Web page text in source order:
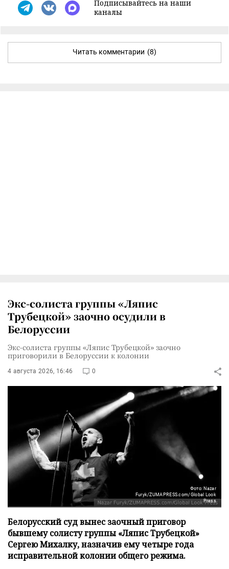
Подписывайтесь на наши
каналы
Читать комментарии (8)
Экс-солиста группы «Ляпис
Трубецкой» заочно осудили в
Белоруссии
Экс-солиста группы «Ляпис Трубецкой» заочно
приговорили в Белоруссии к колонии
4 августа 2026, 16:46 0
Фото: Nazar
Furyk/ZUMAPRESS.com/Global Look
Press
Белорусский суд вынес заочный приговор
бывшему солисту группы «Ляпис Трубецкой»
Сергею Михалку, назначив ему четыре года
исправительной колонии общего режима.